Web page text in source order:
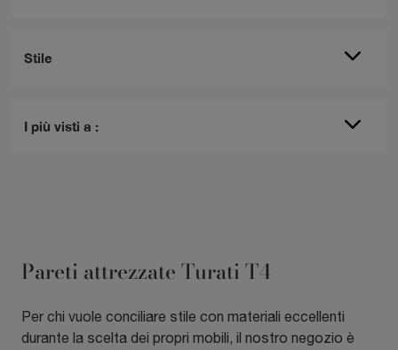
Stile
I più visti a :
Pareti attrezzate Turati T4
Per chi vuole conciliare stile con materiali eccellenti
durante la scelta dei propri mobili, il nostro negozio è